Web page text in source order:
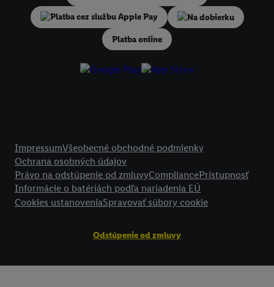
Na dobierku
Platba online
ImpressumVšeobecné obchodné podmienky
Ochrana osobných údajov
Právo na odstúpenie od zmluvyCompliancePrístupnosť
Informácie o batériách podľa nariadenia EÚ
Cookies ustanoveniaSpravovať súbory cookie
Odstúpenie od zmluvy
V časti "Prispôsobiť
" môžete povoliť jednotlivé účely a nájsť ďalšie
podmienkach spracúvania osobných údajov.
Odmietnuť" môžete povoliť iba používanie
vyššie uvedené účely. Ďalšie informácie vrátane informácií o dobe